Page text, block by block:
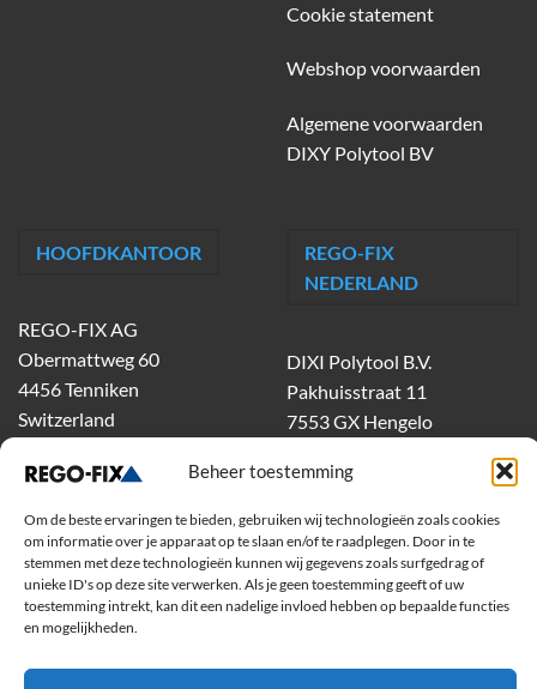
Beheer toestemming
Om de beste ervaringen te bieden, gebruiken wij technologieën zoals cookies
om informatie over je apparaat op te slaan en/of te raadplegen. Door in te
stemmen met deze technologieën kunnen wij gegevens zoals surfgedrag of
unieke ID's op deze site verwerken. Als je geen toestemming geeft of uw
toestemming intrekt, kan dit een nadelige invloed hebben op bepaalde functies
en mogelijkheden.
Cookie statement
Webshop voorwaarden
Algemene voorwaarden
DIXY Polytool BV
HOOFDKANTOOR
REGO-FIX AG
Obermattweg 60
4456 Tenniken
Switzerland
REGO-FIX
NEDERLAND
DIXI Polytool B.V.
Pakhuisstraat 11
7553 GX Hengelo
dixiholland@dixi.com
www.dixipolytool.com
Volg ons op Youtube
Volg ons op Linkedin